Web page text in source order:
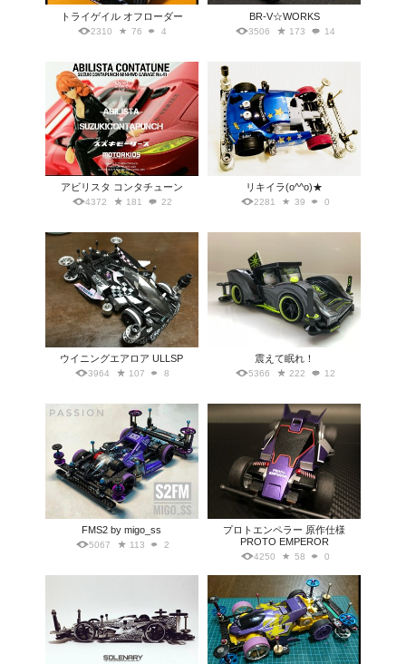
トライゲイル オフローダー
2310 76 4
BR-V☆WORKS
3506 173 14
アビリスタ コンタチューン
4372 181 22
リキイラ(o^^o)★
2281 39 0
ウイニングエアロア ULLSP
3964 107 8
震えて眠れ！
5366 222 12
FMS2 by migo_ss
5067 113 2
プロトエンペラー 原作仕様
PROTO EMPEROR
4250 58 0